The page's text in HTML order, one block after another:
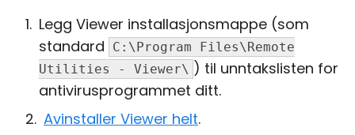
Legg Viewer installasjonsmappe (som
standard
C:\Program Files\Remote
Utilities - Viewer\ ) til unntakslisten for
antivirusprogrammet ditt.
Avinstaller Viewer helt.